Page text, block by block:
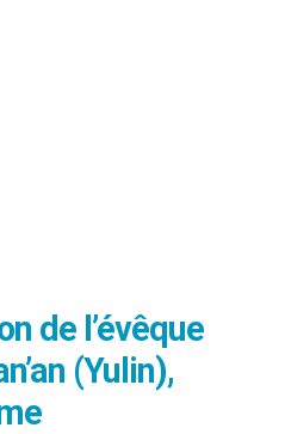
de l’évêque
(Yulin),